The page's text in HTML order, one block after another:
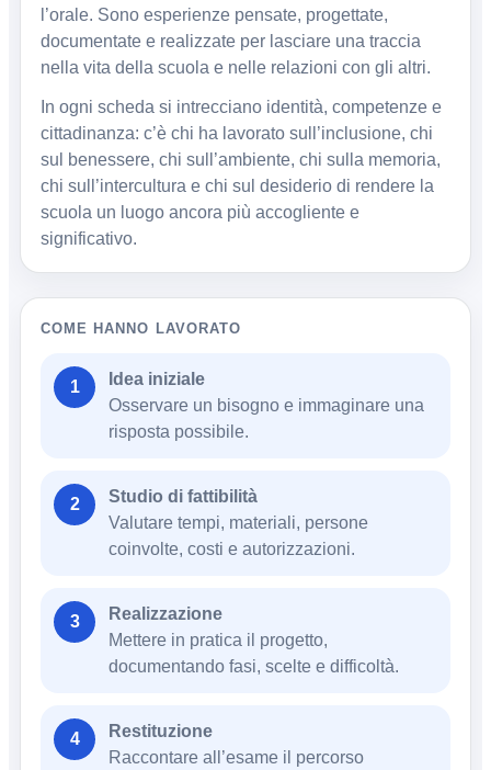
l’orale. Sono esperienze pensate, progettate,
documentate e realizzate per lasciare una traccia
nella vita della scuola e nelle relazioni con gli altri.
In ogni scheda si intrecciano identità, competenze e
cittadinanza: c’è chi ha lavorato sull’inclusione, chi
sul benessere, chi sull’ambiente, chi sulla memoria,
chi sull’intercultura e chi sul desiderio di rendere la
scuola un luogo ancora più accogliente e
significativo.
COME HANNO LAVORATO
1
Idea iniziale
Osservare un bisogno e immaginare una
risposta possibile.
2
Studio di fattibilità
Valutare tempi, materiali, persone
coinvolte, costi e autorizzazioni.
3
Realizzazione
Mettere in pratica il progetto,
documentando fasi, scelte e difficoltà.
4
Restituzione
Raccontare all’esame il percorso